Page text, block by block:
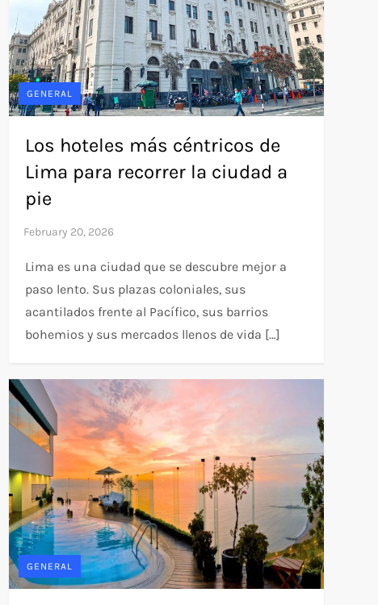
GENERAL
Los hoteles más céntricos de
Lima para recorrer la ciudad a
pie
Lima es una ciudad que se descubre mejor a
paso lento. Sus plazas coloniales, sus
acantilados frente al Pacífico, sus barrios
bohemios y sus mercados llenos de vida […]
GENERAL